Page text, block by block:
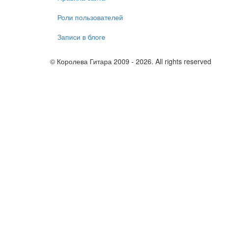
Роли пользователей
Записи в блоге
© Королева Гитара 2009 - 2026. All rights reserved